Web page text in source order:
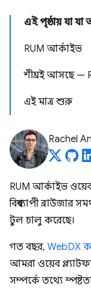
এই পৃষ্ঠায় যা
RUM আর্কাইভ
শীঘ্রই আসছে —
এই মাত্র শুরু
Rachel
RUM আর্কাইভ
বিশ্বব্যাপী ব্রাউজার
টুল চালু করেছে।
গত বছর, WebDX
আমরা ওয়েব
সম্পর্কে তথ্যে